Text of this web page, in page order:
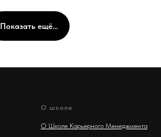
Показать ещё...
О школе
О Школе Карьерного Менеджмента